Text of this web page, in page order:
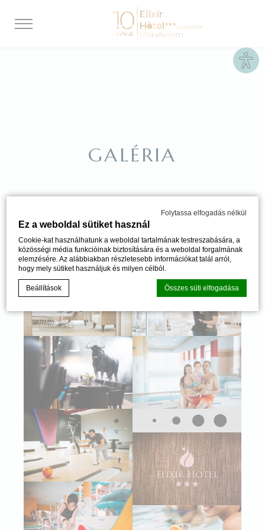
Folytassa elfogadás nélkül
Ez a weboldal sütiket használ
Cookie-kat használhatunk a weboldal tartalmának testreszabására, a
közösségi média funkcióinak biztosítására és a weboldal forgalmának
elemzésére. Az alábbiakban részletesebb információkat talál arról,
hogy mely sütiket használjuk és milyen célból.
Beállítások Összes süti elfogadása
Süti szabályzat ad-edge Macaron CMP által. Utolsó frissítés: 2024-
06-20.
Mik a sütik?
A sütik apró szöveges információk, amelyeket a weboldal
használ a felhasználói élmény javítása érdekében. Fogadja
el az összes sütit, vagy válassza ki az engedélyezni kívánt
kategóriákat.
Süti politika
Szükséges
A szükséges sütik lehetővé teszik a webhely megfelelő
működését lehetővé téve az alapvető funkciókat, például a
privát területek bejelentkezését vagy a weboldalon történő
navigációt
Nincsenek ilyen sütik.
GALÉRIA